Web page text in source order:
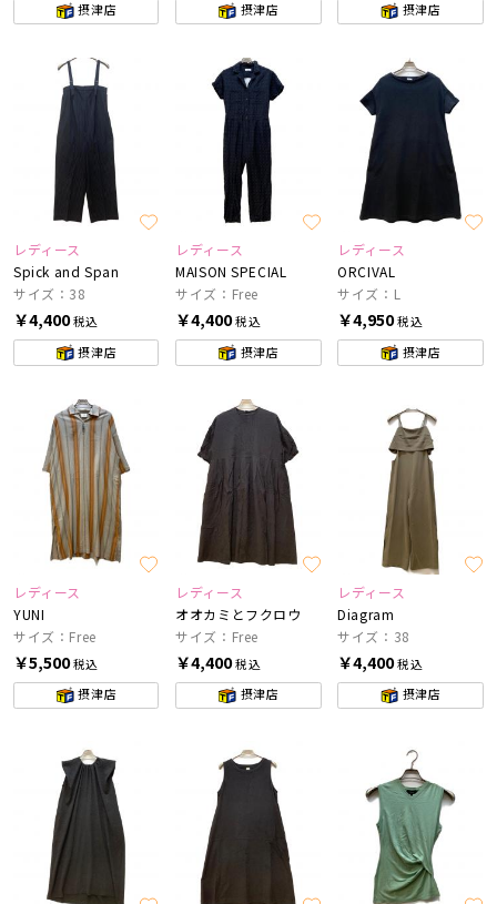
摂津店
摂津店
摂津店
レディース
Spick and Span
サイズ：38
￥4,400税込
摂津店
レディース
MAISON SPECIAL
サイズ：Free
￥4,400税込
摂津店
レディース
ORCIVAL
サイズ：L
￥4,950税込
摂津店
レディース
YUNI
サイズ：Free
￥5,500税込
摂津店
レディース
オオカミとフクロウ
サイズ：Free
￥4,400税込
摂津店
レディース
Diagram
サイズ：38
￥4,400税込
摂津店